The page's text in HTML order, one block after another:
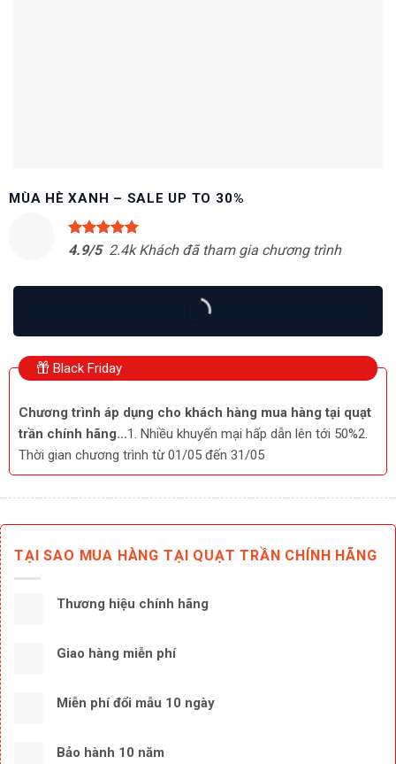
MÙA HÈ XANH – SALE UP TO 30%
4.9/5 2.4k Khách đã tham gia chương trình
Black Friday
Chương trình áp dụng cho khách hàng mua hàng tại quạt
trần chính hãng…1. Nhiều khuyến mại hấp dẫn lên tới 50%2.
Thời gian chương trình từ 01/05 đến 31/05
TẠI SAO MUA HÀNG TẠI QUẠT TRẦN CHÍNH HÃNG
Thương hiệu chính hãng
Giao hàng miễn phí
Miễn phí đổi mẫu 10 ngày
Bảo hành 10 năm